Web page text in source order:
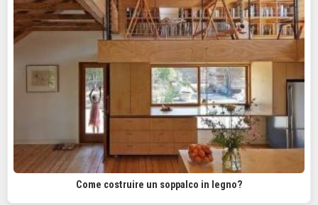
Come costruire un soppalco in legno?